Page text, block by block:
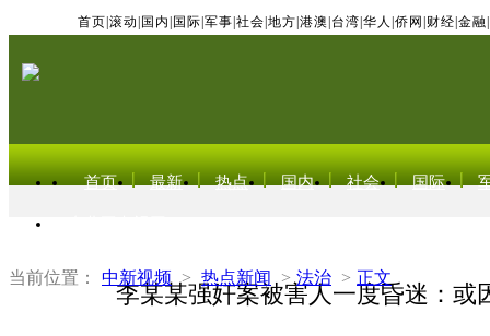
首页 滚动 国内 国际 军事 社会 地方 港澳 台湾 华人 侨网 财经 金融
首页 最新 热点 国内 社会 国际
当前位置： 中新视频 > 热点新闻 > 法治 > 正文
李某某强奸案被害人一度昏迷：或